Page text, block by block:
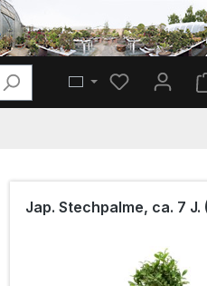
Du hast 0
Jap. Stechpalme, ca. 7 J.